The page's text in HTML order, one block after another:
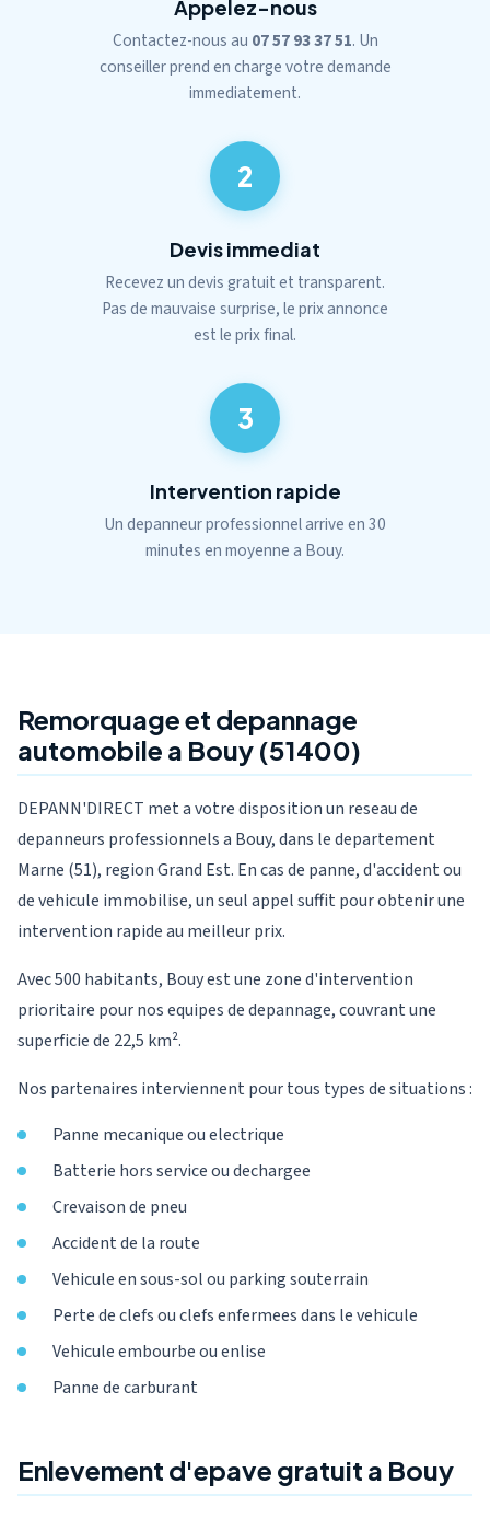
Appelez-nous
Contactez-nous au 07 57 93 37 51. Un
conseiller prend en charge votre demande
immediatement.
2
Devis immediat
Recevez un devis gratuit et transparent.
Pas de mauvaise surprise, le prix annonce
est le prix final.
3
Intervention rapide
Un depanneur professionnel arrive en 30
minutes en moyenne a Bouy.
Remorquage et depannage
automobile a Bouy (51400)
DEPANN'DIRECT met a votre disposition un reseau de
depanneurs professionnels a Bouy, dans le departement
Marne (51), region Grand Est. En cas de panne, d'accident ou
de vehicule immobilise, un seul appel suffit pour obtenir une
intervention rapide au meilleur prix.
Avec 500 habitants, Bouy est une zone d'intervention
prioritaire pour nos equipes de depannage, couvrant une
superficie de 22,5 km².
Nos partenaires interviennent pour tous types de situations :
Panne mecanique ou electrique
Batterie hors service ou dechargee
Crevaison de pneu
Accident de la route
Vehicule en sous-sol ou parking souterrain
Perte de clefs ou clefs enfermees dans le vehicule
Vehicule embourbe ou enlise
Panne de carburant
Enlevement d'epave gratuit a Bouy